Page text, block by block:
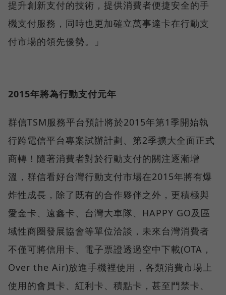
提升創新支付的技術，提供消費者便捷安全的手
機支付服務，同時也更加確立萬事達卡在行動支
付市場的領先優勢。」
2015年將為行動支付元年
群信TSM服務平台預計將於2015年第1季開始執
行跨電信平台專案試辦計劃、第2季擴大全面正式
商轉！隨著消費者對於行動支付的關注逐漸增
溫，群信看好台灣行動支付市場在2015年將有爆
炸性成長，除了既有的合作夥伴之外，更積極與
愛金卡、遠鑫卡、台灣大車隊、HAPPY GO及區
域性商圈發展協會等單位洽談，未來台灣消費者
不僅可將信用卡、電子票證透過空中下載(OTA，
Over the Air)放進手機裡使用，各類消費市場上
使用的會員卡、紅利卡、積點卡，甚至門禁卡、